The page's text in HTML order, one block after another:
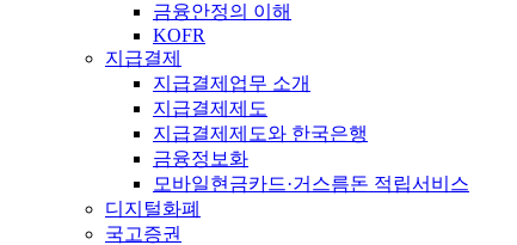
금융안정의 이해
KOFR
지급결제
지급결제업무 소개
지급결제제도
지급결제제도와 한국은행
금융정보화
모바일현금카드·거스름돈 적립서비스
디지털화폐
국고증권